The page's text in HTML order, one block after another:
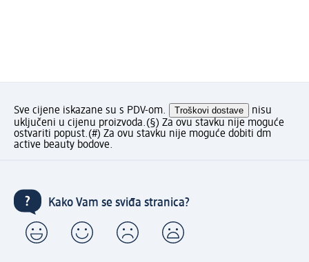
Sve cijene iskazane su s PDV-om. Troškovi dostave
nisu
uključeni u cijenu proizvoda.(§) Za ovu stavku nije moguće
ostvariti popust.(#) Za ovu stavku nije moguće dobiti dm
active beauty bodove.
Kako Vam se sviđa stranica?